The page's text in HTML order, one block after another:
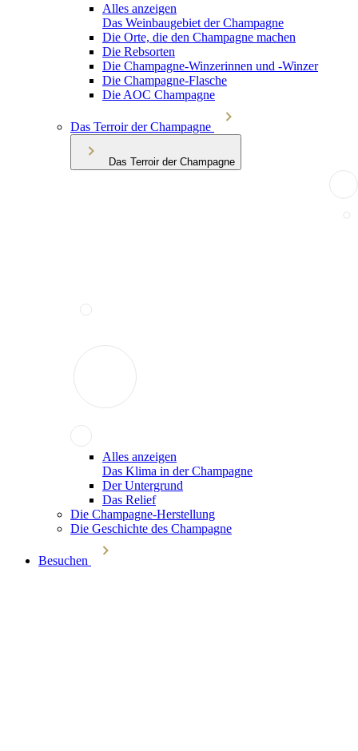
Alles anzeigen
Das Weinbaugebiet der Champagne
Die Orte, die den Champagne machen
Die Rebsorten
Die Champagne-Winzerinnen und -Winzer
Die Champagne-Flasche
Die AOC Champagne
Das Terroir der Champagne
Das Terroir der Champagne
Alles anzeigen
Das Klima in der Champagne
Der Untergrund
Das Relief
Die Champagne-Herstellung
Die Geschichte des Champagne
Besuchen